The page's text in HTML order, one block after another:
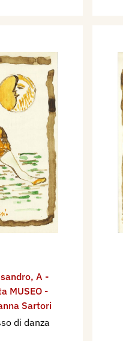
, A -
MUSEO -
Sartori
di danza